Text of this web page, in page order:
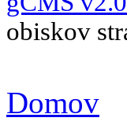
obiskov
Domov